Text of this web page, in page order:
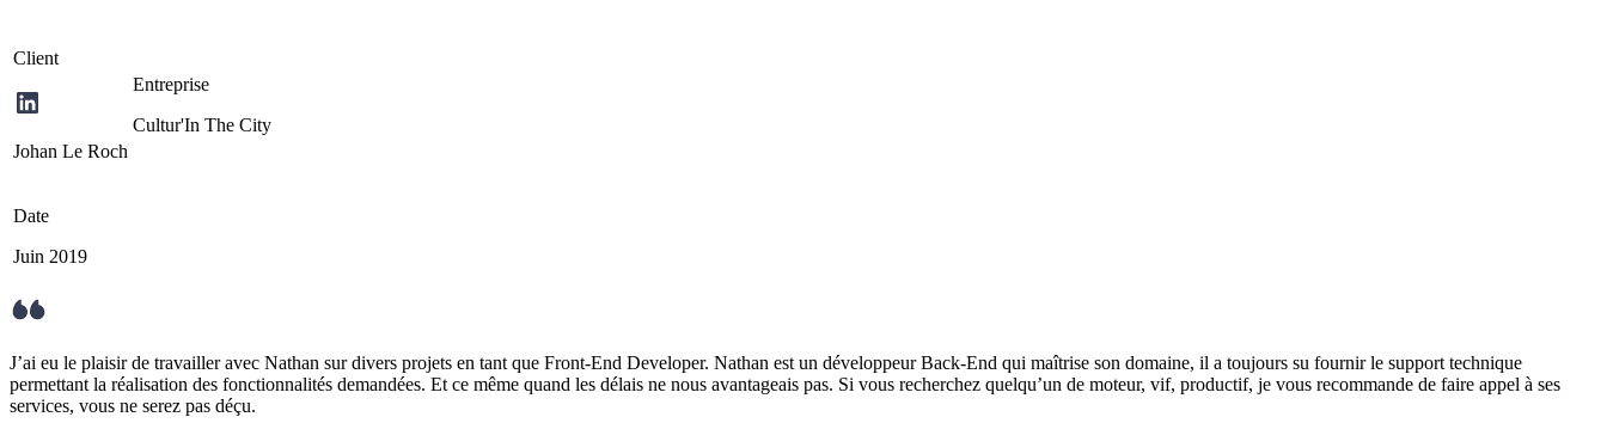
Client
Johan Le Roch
Entreprise
Cultur'In The City
Date
Juin 2019
J’ai eu le plaisir de travailler avec Nathan sur divers projets en tant que Front-End Developer. Nathan est un développeur Back-End qui maîtrise son domaine, il a toujours su fournir le support technique
permettant la réalisation des fonctionnalités demandées. Et ce même quand les délais ne nous avantageais pas. Si vous recherchez quelqu’un de moteur, vif, productif, je vous recommande de faire appel à ses
services, vous ne serez pas déçu.